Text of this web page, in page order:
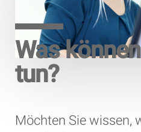
Was
tun?
Möchten Sie wissen,